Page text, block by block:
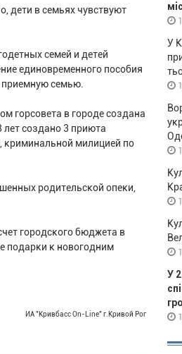
дети в семьях чувствуют
семей и детей
единовременного пособия
приемную семью.
горсовета в городе создана
лет создано 3 приюта
криминальной милицией по
родительской опеки,
городского бюджета в
подарки к новогодним
ИА "Кривбасс On-Line" г.Кривой Рог
У
У